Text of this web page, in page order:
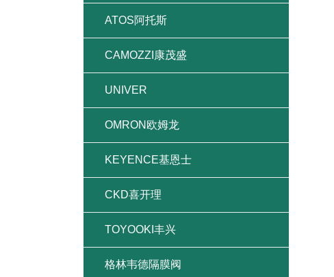
ATOS阿托斯
CAMOZZI康茂盛
UNIVER
OMRON欧姆龙
KEYENCE基恩士
CKD喜开理
TOYOOKI丰兴
格林韦德隔膜阀